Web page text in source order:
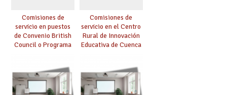
Comisiones de
servicio en puestos
de Convenio British
Council o Programa
resultado tercera
convocatoria British
en CEIPs
Comisiones de
servicio en el Centro
Rural de Innovación
Educativa de Cuenca
adjudicación